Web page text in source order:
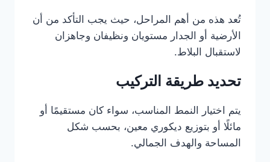
تُعد هذه من أهم المراحل، حيث يجب التأكد من أن
الأرضية أو الجدار مستويان ونظيفان وجاهزان
لاستقبال البلاط.
تحديد طريقة التركيب
يتم اختيار النمط المناسب، سواء كان مستقيمًا أو
مائلًا أو بتوزيع ديكوري معين، بحسب شكل
المساحة والهدف الجمالي.